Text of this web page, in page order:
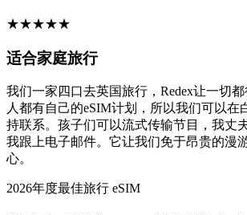
★★★★★
适合家庭旅行
我们一家四口去英国旅行，Redex让一切
人都有自己的eSIM计划，所以我们可以在
持联系。孩子们可以流式传输节目，我丈
我跟上电子邮件。它让我们免于昂贵的漫
心。
2026年度最佳旅行 eSIM